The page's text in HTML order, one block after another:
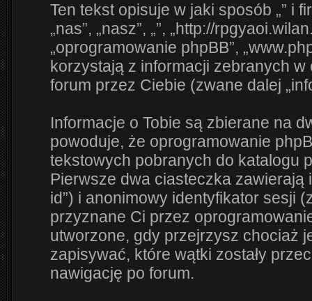
Ten tekst opisuje w jaki sposób „” i
„nas”, „nasz”, „”, „http://
„oprogramowanie phpBB”,
korzystają z informacji zebranych
forum przez Ciebie (zwane dalej
Informacje o Tobie są zbierane na
powoduje, że oprogramowanie
tekstowych pobranych do katalogu
Pierwsze dwa ciasteczka
id”) i anonimowy identyfikator sesji
przyznane Ci przez
utworzone, gdy przejrzysz chociaż
zapisywać, które wątki zostały
nawigację po forum.